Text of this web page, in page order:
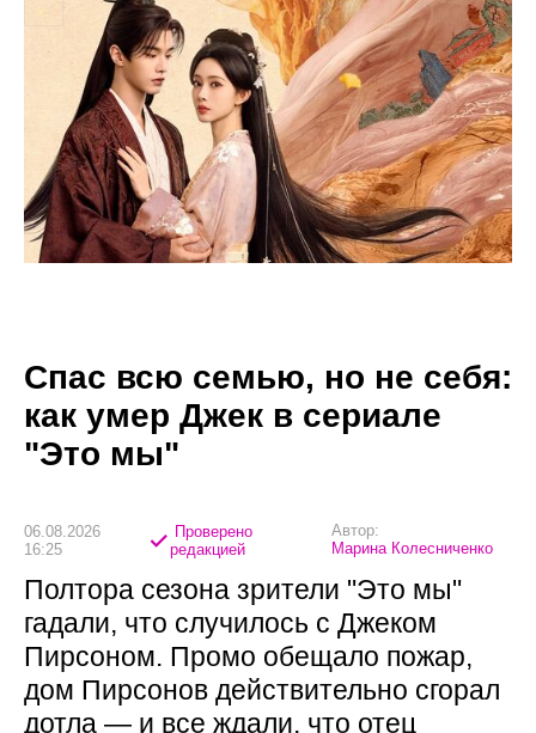
Спас всю семью, но не себя:
как умер Джек в сериале
"Это мы"
06.08.2026
16:25
Проверено
редакцией
Автор:
Марина Колесниченко
Полтора сезона зрители "Это мы"
гадали, что случилось с Джеком
Пирсоном. Промо обещало пожар,
дом Пирсонов действительно сгорал
дотла — и все ждали, что отец